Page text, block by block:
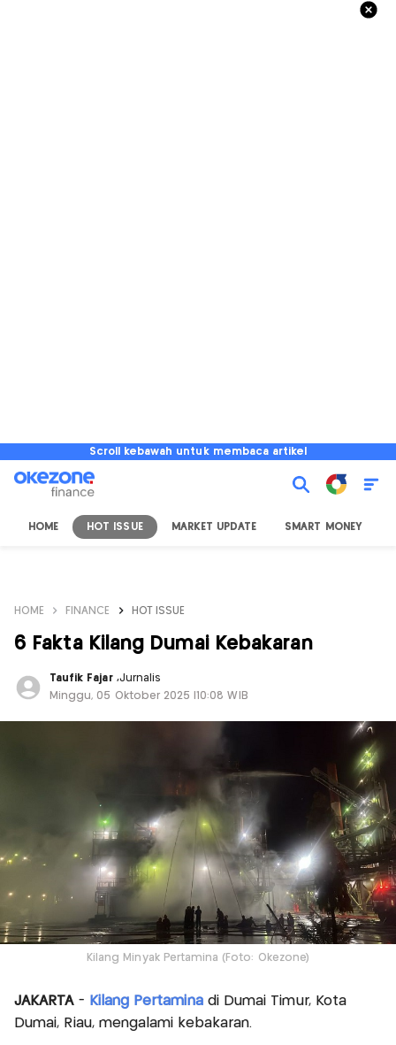
Scroll kebawah untuk membaca artikel
HOME HOT ISSUE MARKET UPDATE SMART MONEY
HOME FINANCE HOT ISSUE
6 Fakta Kilang Dumai Kebakaran
Taufik Fajar ,Jurnalis
Minggu, 05 Oktober 2025 |10:08 WIB
Kilang Minyak Pertamina (Foto: Okezone)
JAKARTA- Kilang Pertaminadi Dumai Timur, Kota
Dumai, Riau, mengalami kebakaran.